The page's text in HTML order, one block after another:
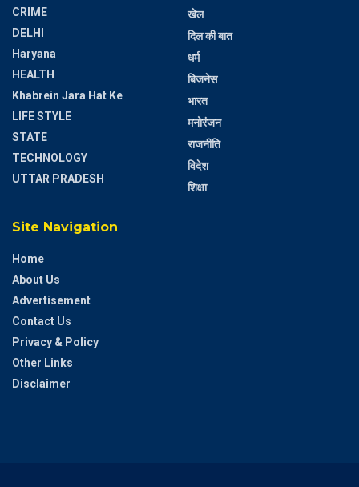
CRIME
DELHI
Haryana
HEALTH
Khabrein Jara Hat Ke
LIFE STYLE
STATE
TECHNOLOGY
UTTAR PRADESH
खेल
दिल की बात
धर्म
बिजनेस
भारत
मनोरंजन
राजनीति
विदेश
शिक्षा
Site Navigation
Home
About Us
Advertisement
Contact Us
Privacy & Policy
Other Links
Disclaimer